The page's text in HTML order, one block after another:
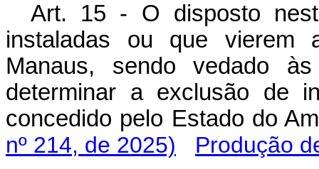
Art. 15 - O disposto
instaladas ou que vierem
Manaus, sendo vedado
determinar a exclusão de
concedido pelo Estado do
nº 214, de 2025)
Produção